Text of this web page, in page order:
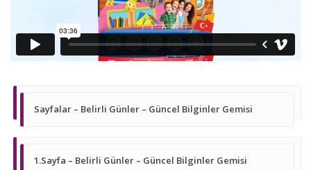
Sayfalar – Belirli Günler – Güncel Bilginler Gemisi
1.Sayfa – Belirli Günler – Güncel Bilginler Gemisi